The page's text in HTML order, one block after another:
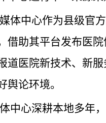
体中心作为县级官
借助其平台发布医
道医院新技术、新
论环境。
中心深耕本地多年